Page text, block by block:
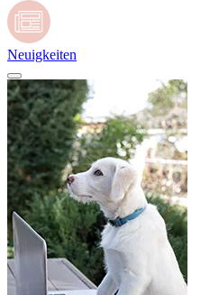
Neuigkeiten